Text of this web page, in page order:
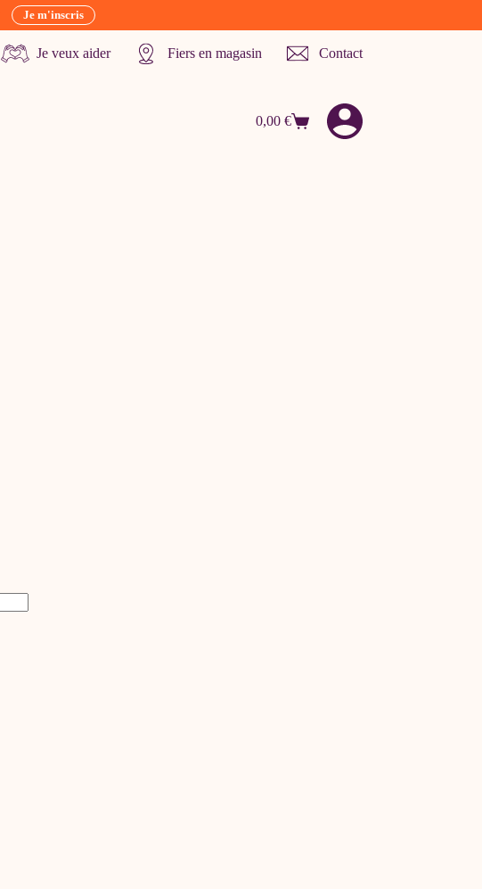
Je m'inscris
Je veux aider Fiers en magasin Contact
Panier
0,00 €